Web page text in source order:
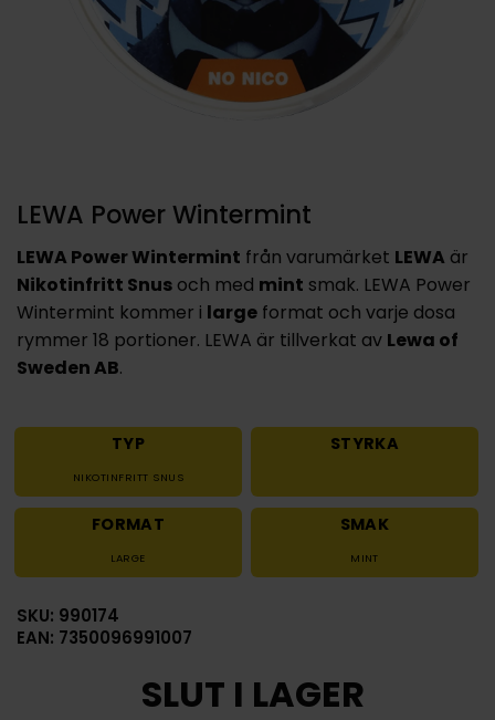
LEWA Power Wintermint
LEWA Power Wintermint från varumärket LEWA är
Nikotinfritt Snus och med mint smak. LEWA Power
Wintermint kommer i large format och varje dosa
rymmer 18 portioner. LEWA är tillverkat av Lewa of
Sweden AB.
TYP
NIKOTINFRITT SNUS
STYRKA
FORMAT
LARGE
SMAK
MINT
SKU: 990174
EAN: 7350096991007
SLUT I LAGER